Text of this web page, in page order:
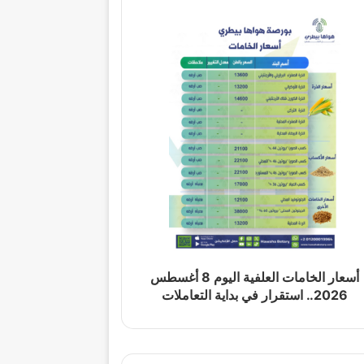
أسعار الخامات العلفية اليوم 8 أغسطس
2026.. استقرار في بداية التعاملات